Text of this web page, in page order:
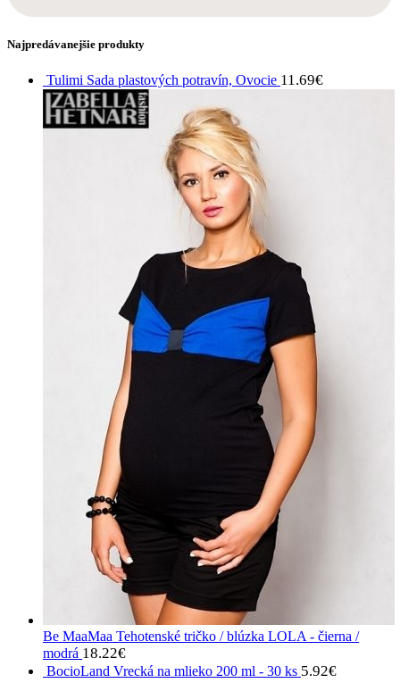
Najpredávanejšie produkty
Tulimi Sada plastových potravín, Ovocie 11.69€
Be MaaMaa Tehotenské tričko / blúzka LOLA - čierna /
modrá 18.22€
BocioLand Vrecká na mlieko 200 ml - 30 ks 5.92€